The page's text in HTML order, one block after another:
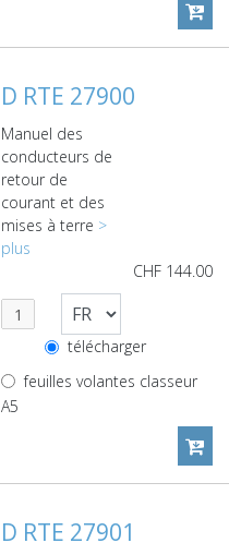
D RTE 27900
Manuel des
conducteurs de
retour de
courant et des
mises à terre >
plus
CHF 144.00
télécharger
feuilles volantes classeur
A5
D RTE 27901